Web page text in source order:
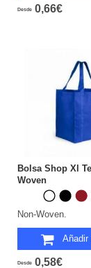
Desde 0,66€
Bolsa Shop Xl
Woven
Non-Woven.
Añadir
Desde 0,58€